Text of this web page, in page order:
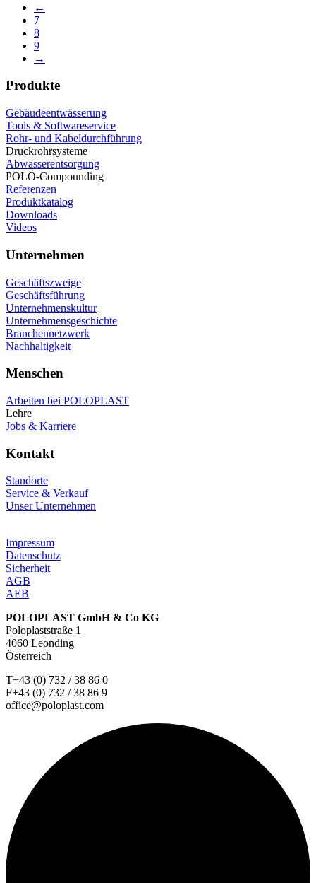
←
7
8
9
→
Produkte
Gebäudeentwässerung
Tools & Softwareservice
Rohr- und Kabeldurchführung
Druckrohrsysteme
Abwasserentsorgung
POLO-Compounding
Referenzen
Produktkatalog
Downloads
Videos
Unternehmen
Geschäftszweige
Geschäftsführung
Unternehmenskultur
Unternehmensgeschichte
Branchennetzwerk
Nachhaltigkeit
Menschen
Arbeiten bei POLOPLAST
Lehre
Jobs & Karriere
Kontakt
Standorte
Service & Verkauf
Unser Unternehmen
Impressum
Datenschutz
Sicherheit
AGB
AEB
POLOPLAST GmbH & Co KG
Poloplaststraße 1
4060 Leonding
Österreich
T+43 (0) 732 / 38 86 0
F+43 (0) 732 / 38 86 9
office@poloplast.com